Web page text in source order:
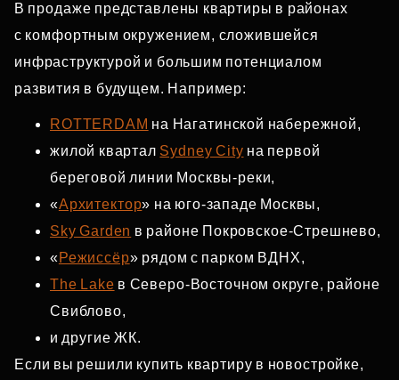
В продаже представлены квартиры в районах
с комфортным окружением, сложившейся
инфраструктурой и большим потенциалом
развития в будущем. Например:
ROTTERDAM на Нагатинской набережной,
жилой квартал Sydney City на первой
береговой линии Москвы‑реки,
«Архитектор» на юго‑западе Москвы,
Sky Garden в районе Покровское‑Стрешнево,
«Режиссёр» рядом с парком ВДНХ,
The Lake в Северо‑Восточном округе, районе
Свиблово,
и другие ЖК.
Если вы решили купить квартиру в новостройке,